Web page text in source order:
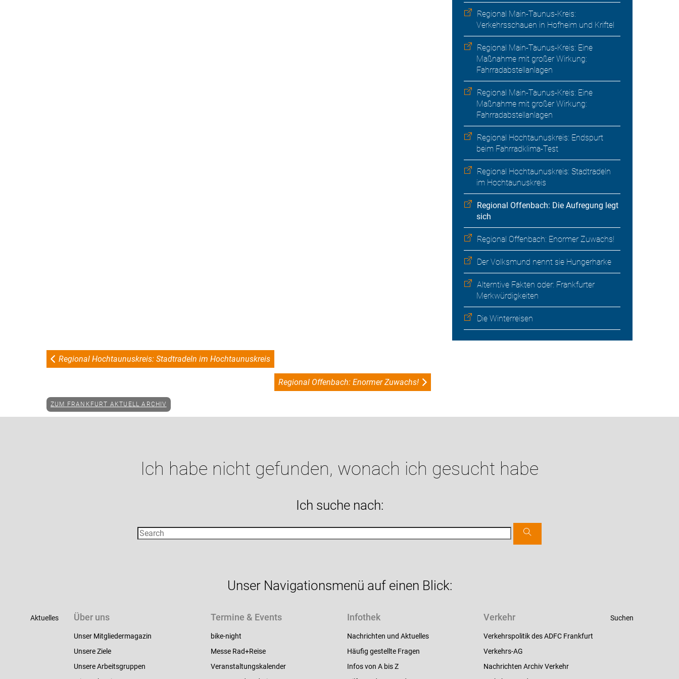
Regional Main-Taunus-Kreis:
Verkehrsschauen in Hofheim und Kriftel
Regional Main-Taunus-Kreis: Eine
Maßnahme mit großer Wirkung:
Fahrradabstellanlagen
Regional Main-Taunus-Kreis: Eine
Maßnahme mit großer Wirkung:
Fahrradabstellanlagen
Regional Hochtaunuskreis: Endspurt
beim Fahrradklima-Test
Regional Hochtaunuskreis: Stadtradeln
im Hochtaunuskreis
Regional Offenbach: Die Aufregung legt
sich
Regional Offenbach: Enormer Zuwachs!
Der Volksmund nennt sie Hungerharke
Alterntive Fakten oder: Frankfurter
Merkwürdigkeiten
Die Winterreisen
Regional Hochtaunuskreis: Stadtradeln im Hochtaunuskreis
Regional Offenbach: Enormer Zuwachs!
ZUM FRANKFURT AKTUELL ARCHIV
Ich habe nicht gefunden, wonach ich gesucht habe
Ich suche nach:
Unser Navigationsmenü auf einen Blick:
Aktuelles Über uns
Unser Mitgliedermagazin
Unsere Ziele
Unsere Arbeitsgruppen
Termine & Events
bike-night
Messe Rad+Reise
Veranstaltungskalender
Infothek
Nachrichten und Aktuelles
Häufig gestellte Fragen
Infos von A bis Z
Verkehr
Verkehrspolitik des ADFC Frankfurt
Verkehrs-AG
Nachrichten Archiv Verkehr
Suchen